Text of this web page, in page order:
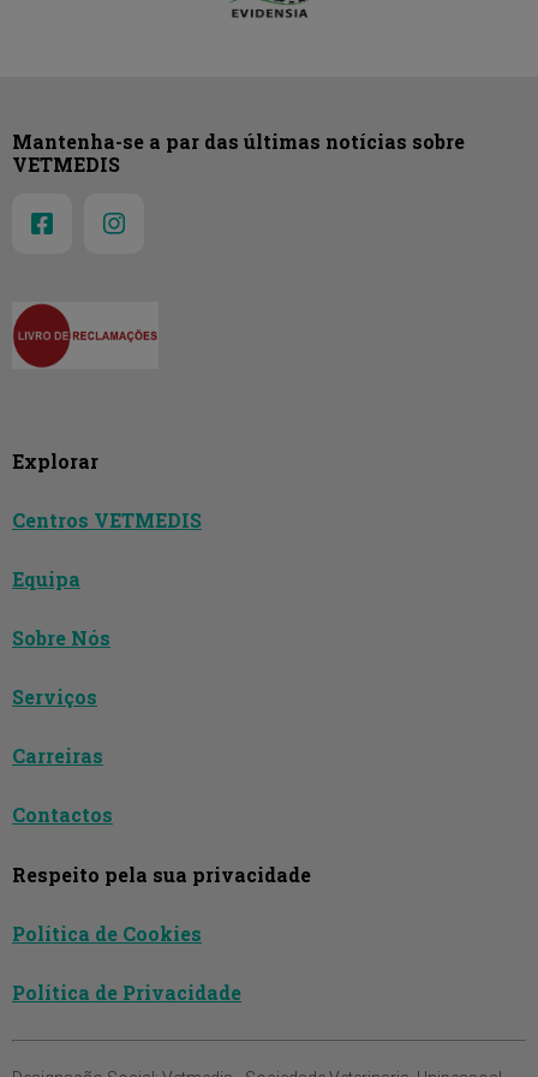
Explorar
Centros VETMEDIS
Equipa
Sobre Nós
Serviços
Carreiras
Contactos
Respeito pela sua privacidade
Política de Cookies
Política de Privacidade
Mantenha-se a par das últimas notícias sobre
VETMEDIS